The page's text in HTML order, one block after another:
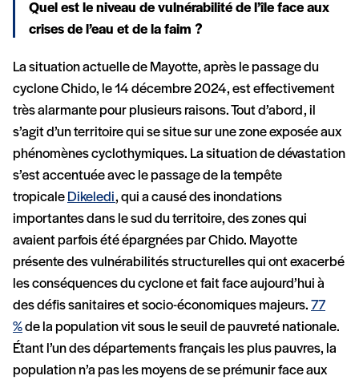
Quel est le niveau de vulnérabilité de l’île face aux
crises de l’eau et de la faim ?
La situation actuelle de Mayotte, après le passage du
cyclone Chido, le 14 décembre 2024, est effectivement
très alarmante pour plusieurs raisons. Tout d’abord, il
s’agit d’un territoire qui se situe sur une zone exposée aux
phénomènes cyclothymiques. La situation de dévastation
s’est accentuée avec le passage de la tempête
tropicale Dikeledi, qui a causé des inondations
importantes dans le sud du territoire, des zones qui
avaient parfois été épargnées par Chido. Mayotte
présente des vulnérabilités structurelles qui ont exacerbé
les conséquences du cyclone et fait face aujourd’hui à
des défis sanitaires et socio-économiques majeurs. 77
%de la population vit sous le seuil de pauvreté nationale.
Étant l’un des départements français les plus pauvres, la
population n’a pas les moyens de se prémunir face aux